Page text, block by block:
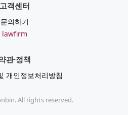
고객센터
문의하기
lawfirm
관·정책
개인정보처리방침
All rights reserved.